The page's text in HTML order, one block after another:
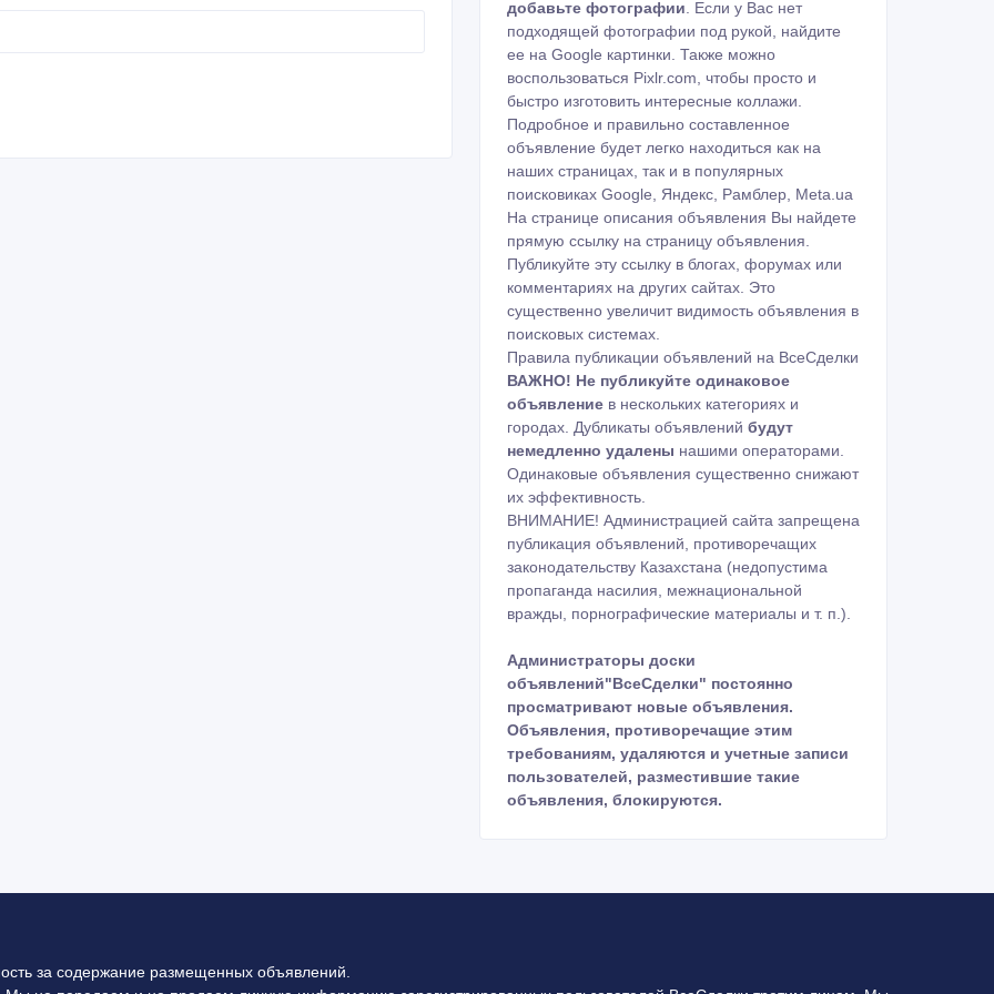
добавьте фотографии. Если у Вас нет
подходящей фотографии под рукой, найдите
ее на Google картинки. Также можно
воспользоваться Pixlr.com, чтобы просто и
быстро изготовить интересные коллажи.
Подробное и правильно составленное
объявление будет легко находиться как на
наших страницах, так и в популярных
поисковиках Google, Яндекс, Рамблер, Meta.ua
На странице описания объявления Вы найдете
прямую ссылку на страницу объявления.
Публикуйте эту ссылку в блогах, форумах или
комментариях на других сайтах. Это
существенно увеличит видимость объявления в
поисковых системах.
Правила публикации объявлений на ВсеСделки
ВАЖНО! Не публикуйте одинаковое
объявление в нескольких категориях и
городах. Дубликаты объявлений будут
немедленно удалены нашими операторами.
Одинаковые объявления существенно снижают
их эффективность.
ВНИМАНИЕ! Администрацией сайта запрещена
публикация объявлений, противоречащих
законодательству Казахстана (недопустима
пропаганда насилия, межнациональной
вражды, порнографические материалы и т. п.).
Администраторы доски
объявлений"ВсеСделки" постоянно
просматривают новые объявления.
Объявления, противоречащие этим
требованиям, удаляются и учетные записи
пользователей, разместившие такие
объявления, блокируются.
за содержание размещенных объявлений.